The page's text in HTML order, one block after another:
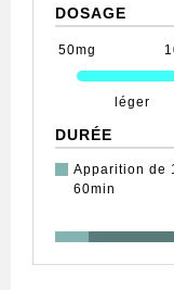
DOSAGE
50mg
léger
DURÉE
Apparition de
60min